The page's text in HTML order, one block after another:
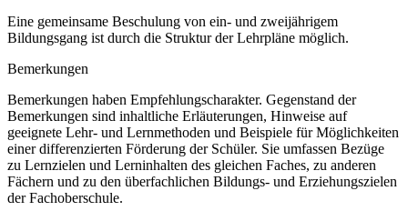
Eine gemeinsame Beschulung von ein- und zweijährigem
Bildungsgang ist durch die Struktur der Lehrpläne möglich.
Bemerkungen
Bemerkungen haben Empfehlungscharakter. Gegenstand der
Bemerkungen sind inhaltliche Erläuterungen, Hinweise auf
geeignete Lehr- und Lernmethoden und Beispiele für Möglichkeiten
einer differenzierten Förderung der Schüler. Sie umfassen Bezüge
zu Lernzielen und Lerninhalten des gleichen Faches, zu anderen
Fächern und zu den überfachlichen Bildungs- und Erziehungszielen
der Fachoberschule.